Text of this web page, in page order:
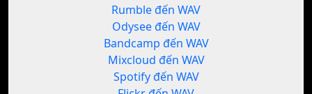
Rumble đến WAV
Odysee đến WAV
Bandcamp đến WAV
Mixcloud đến WAV
Spotify đến WAV